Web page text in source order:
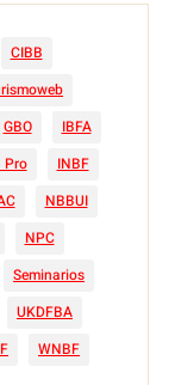
CIBB
GBO
IBFA
Pro
INBF
NBBUI
NPC
Seminarios
UKDFBA
WNBF